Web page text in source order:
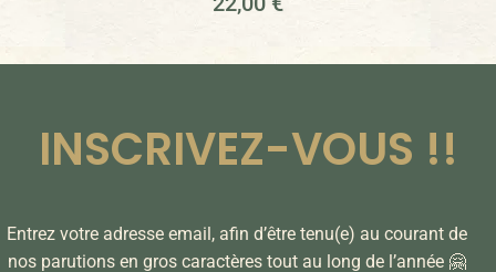
INSCRIVEZ-VOUS !!
Entrez votre adresse email, afin d’être tenu(e) au courant de
nos parutions en gros caractères tout au long de l’année 🤗